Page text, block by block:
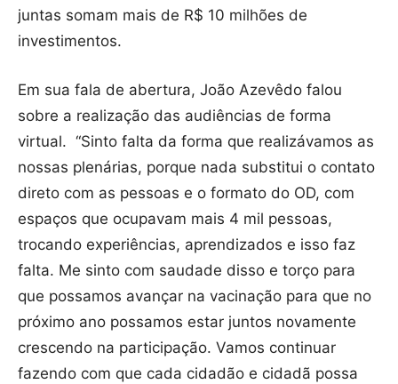
juntas somam mais de R$ 10 milhões de
investimentos.
Em sua fala de abertura, João Azevêdo falou
sobre a realização das audiências de forma
virtual. “Sinto falta da forma que realizávamos as
nossas plenárias, porque nada substitui o contato
direto com as pessoas e o formato do OD, com
espaços que ocupavam mais 4 mil pessoas,
trocando experiências, aprendizados e isso faz
falta. Me sinto com saudade disso e torço para
que possamos avançar na vacinação para que no
próximo ano possamos estar juntos novamente
crescendo na participação. Vamos continuar
fazendo com que cada cidadão e cidadã possa